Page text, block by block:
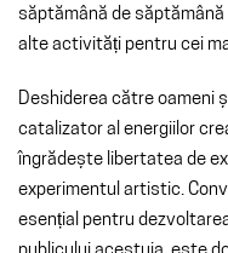
săptămână de
alte activități pentru cei
Deshiderea către oameni
catalizator al energiilor
îngrădește libertatea de
experimentul artistic.
esențial pentru